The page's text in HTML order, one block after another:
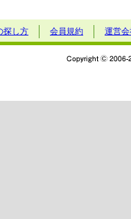
探し方 会員規約 運営